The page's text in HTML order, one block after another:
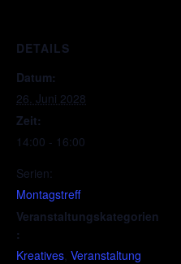
DETAILS
Datum:
26. Juni 2028
Zeit:
14:00 - 16:00
Serien:
Montagstreff
Veranstaltungskategorien
:
Kreatives, Veranstaltung